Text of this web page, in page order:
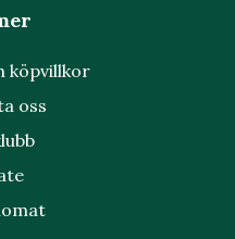
köpvillkor
oss